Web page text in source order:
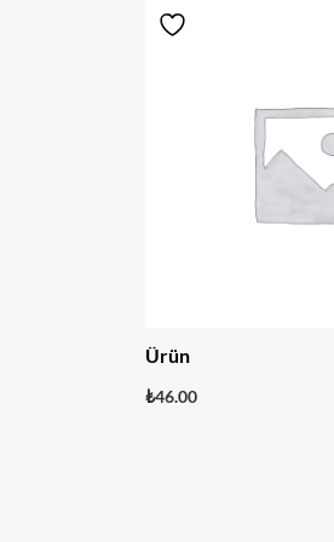
Ürün
₺46.00